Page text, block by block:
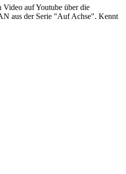
Video auf Youtube über die
aus der Serie "Auf Achse". Kennt